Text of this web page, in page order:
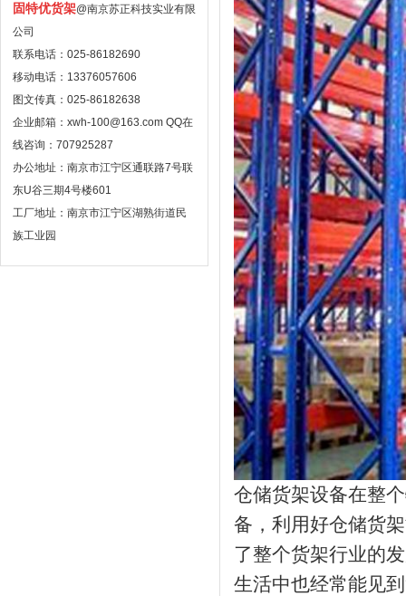
固特优货架@南京苏正科技实业有限
公司
联系电话：025-86182690
移动电话：13376057606
图文传真：025-86182638
企业邮箱：xwh-100@163.com QQ在
线咨询：707925287
办公地址：南京市江宁区通联路7号联
东U谷三期4号楼601
工厂地址：南京市江宁区湖熟街道民
族工业园
仓储货架设备在整
备，利用好仓储货
了整个货架行业的
生活中也经常能见